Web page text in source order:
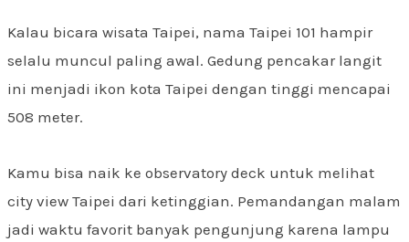
Kalau bicara wisata Taipei, nama Taipei 101 hampir
selalu muncul paling awal. Gedung pencakar langit
ini menjadi ikon kota Taipei dengan tinggi mencapai
508 meter.
Kamu bisa naik ke observatory deck untuk melihat
city view Taipei dari ketinggian. Pemandangan malam
jadi waktu favorit banyak pengunjung karena lampu